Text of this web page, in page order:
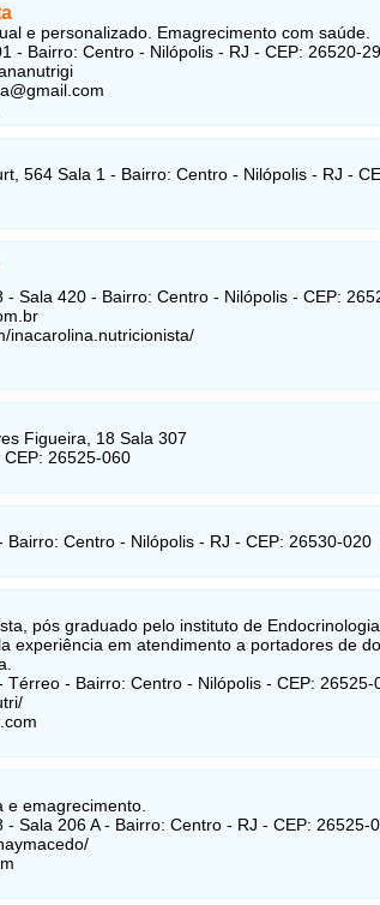
e personalizado. Emagrecimento com saúde.
- Bairro: Centro - Nilópolis - RJ - CEP: 26520-
564 Sala 1 - Bairro: Centro - Nilópolis - RJ -
- Sala 420 - Bairro: Centro - Nilópolis - CEP:
inacarolina.nutricionista/
Figueira, 18 Sala 307
26525-060
Centro - Nilópolis - RJ - CEP: 26530-020
pós graduado pelo instituto de
experiência em atendimento a portadores de
Térreo - Bairro: Centro - Nilópolis - CEP: 26525-
e emagrecimento.
Sala 206 A - Bairro: Centro - RJ - CEP: 26525-